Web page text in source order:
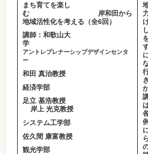
まち育てを楽し
む 岸和田から
地域活性化を考える（全6回）
講師：和歌山大
学
アントレプレナーシップデザインセンタ
ー
和田 真治教授
経済学部
足立 基浩教授
岸上 光克教授
システム工学部
佐久間 康富教授
観光学部